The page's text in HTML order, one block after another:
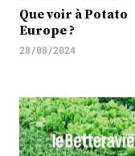
Que voir à Potato
Europe ?
28/08/2024